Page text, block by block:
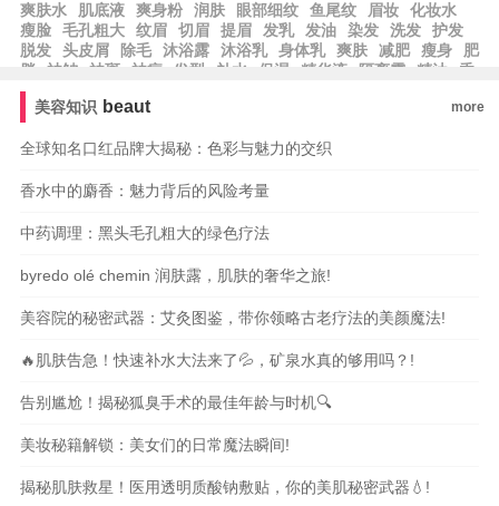
爽肤水
肌底液 爽身粉 润肤 眼部细纹 鱼尾纹 眉妆
化妆水
瘦脸
毛孔粗大 纹眉 切眉 提眉 发乳 发油 染发 洗发
护发
脱发
头皮屑 除毛 沐浴露 沐浴乳 身体乳 爽肤 减肥 瘦身
肥
胖
祛皱 祛斑 祛痘 发型 补水 保湿 精华液 隔离霜 精油
香
水
美容知识 beaut more
全球知名口红品牌大揭秘：色彩与魅力的交织
香水中的麝香：魅力背后的风险考量
中药调理：黑头毛孔粗大的绿色疗法
byredo olé chemin 润肤露，肌肤的奢华之旅!
美容院的秘密武器：艾灸图鉴，带你领略古老疗法的美颜魔法!
🔥肌肤告急！快速补水大法来了💦，矿泉水真的够用吗？!
告别尴尬！揭秘狐臭手术的最佳年龄与时机🔍
美妆秘籍解锁：美女们的日常魔法瞬间!
揭秘肌肤救星！医用透明质酸钠敷贴，你的美肌秘密武器💧!